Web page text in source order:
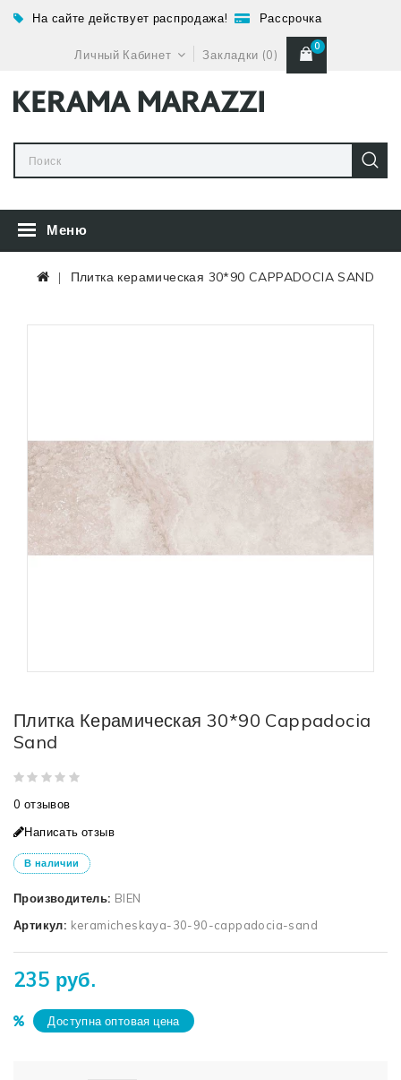
На сайте действует распродажа! Рассрочка
Личный Кабинет Закладки (0)
0
Меню
Плитка керамическая 30*90 CAPPADOCIA SAND
Плитка Керамическая 30*90 Cappadocia
Sand
0 отзывов
Написать отзыв
В наличии
Производитель: BIEN
Артикул: keramicheskaya-30-90-cappadocia-sand
235 руб.
Доступна оптовая цена